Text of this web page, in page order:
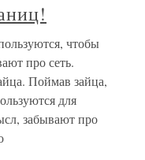
чтобы
про сеть.
Поймав зайца,
для
забывают про